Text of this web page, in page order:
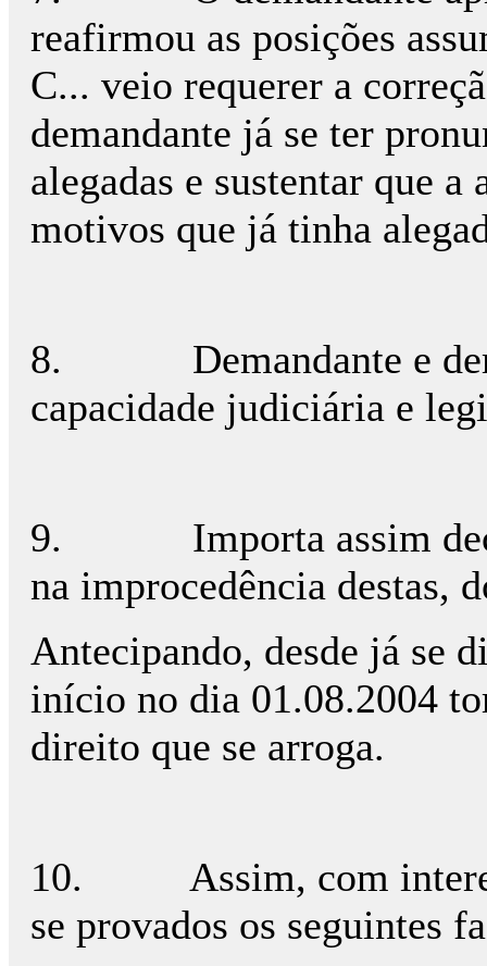
reafirmou as posições
C... veio requerer a
demandante já se ter
alegadas e sustentar que
motivos que já tinha
8.
Demandante e
capacidade judiciária e
9.
Importa assim
na improcedência destas,
Antecipando, desde já se
início no dia 01.08.2004
direito que se arroga.
10.
Assim, com
se provados os seguintes